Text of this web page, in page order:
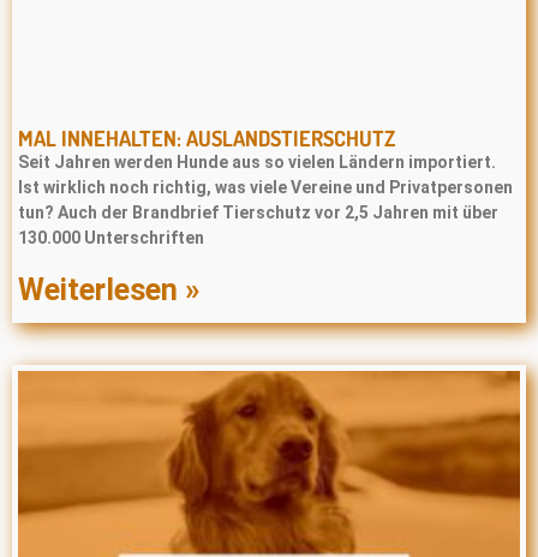
MAL INNEHALTEN: AUSLANDSTIERSCHUTZ
Seit Jahren werden Hunde aus so vielen Ländern importiert.
Ist wirklich noch richtig, was viele Vereine und Privatpersonen
tun? Auch der Brandbrief Tierschutz vor 2,5 Jahren mit über
130.000 Unterschriften
Weiterlesen »